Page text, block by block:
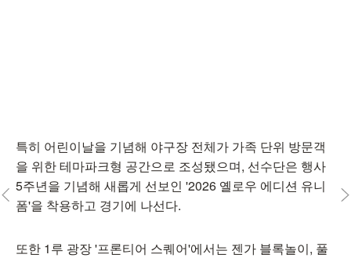
특히 어린이날을 기념해 야구장 전체가 가족 단위 방문객
을 위한 테마파크형 공간으로 조성됐으며, 선수단은 행사
5주년을 기념해 새롭게 선보인 '2026 옐로우 에디션 유니
폼'을 착용하고 경기에 나선다.
또한 1루 광장 '프론티어 스퀘어'에서는 젠가 블록놀이, 풀